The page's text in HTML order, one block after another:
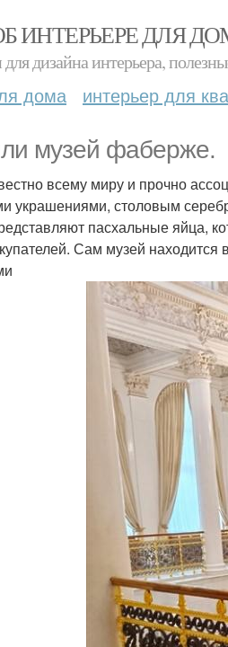
ИНТЕРЬЕРЕ ДЛЯ
дизайна интерьера,
дома интерьер для
музей фаберже.
всему миру и прочно
украшениями, столовым
пасхальные яйца,
Сам музей